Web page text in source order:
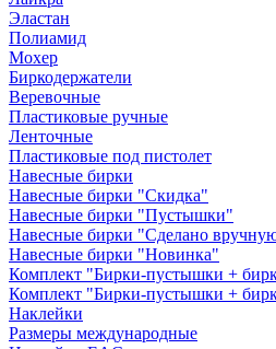
Эластан
Полиамид
Мохер
Биркодержатели
Веревочные
Пластиковые ручные
Ленточные
Пластиковые под пистолет
Навесные бирки
Навесные бирки "Скидка"
Навесные бирки "Пустышки"
Навесные бирки "Сделано
Навесные бирки "Новинка"
Комплект "Бирки-пустышки +
Комплект "Бирки-пустышки +
Наклейки
Размеры международные